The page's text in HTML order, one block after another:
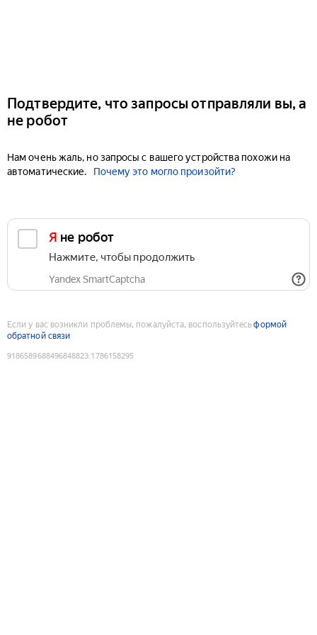
Подтвердите, что запросы отправляли вы, а
не робот
Нам очень жаль, но запросы с вашего устройства похожи на
автоматические.
Почему это могло произойти?
Я не робот
Нажмите, чтобы продолжить
Yandex SmartCaptcha
Если у вас возникли проблемы, пожалуйста, воспользуйтесьформой
обратной связи
9186589688496848823:1786158295